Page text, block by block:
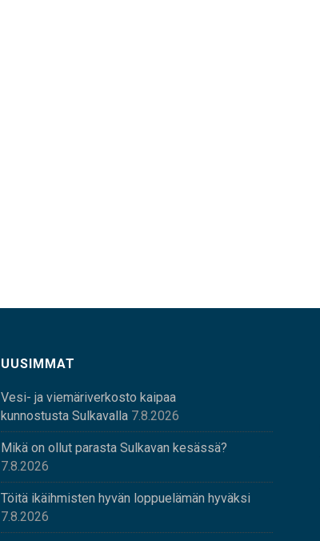
UUSIMMAT
Vesi- ja viemäriverkosto kaipaa
kunnostusta Sulkavalla 7.8.2026
Mikä on ollut parasta Sulkavan kesässä?
7.8.2026
Töitä ikäihmisten hyvän loppuelämän hyväksi
7.8.2026